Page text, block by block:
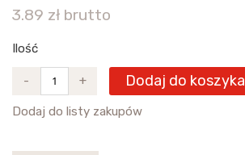
3.89 zł brutto
Ilość
- + Dodaj do koszyka
Dodaj do listy zakupów